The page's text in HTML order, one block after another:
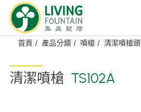
首頁 產品分類 噴槍 清潔噴槍頭
清潔噴槍 TS102A